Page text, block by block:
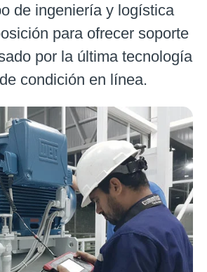
de ingeniería y logística
para ofrecer soporte
por la última tecnología
condición en línea.